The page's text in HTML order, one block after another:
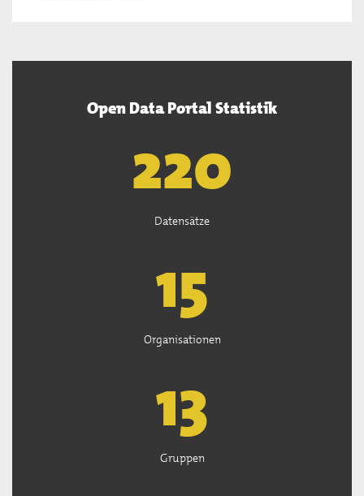
Open Data Portal Statistik
221
Datensätze
15
Organisationen
13
Gruppen